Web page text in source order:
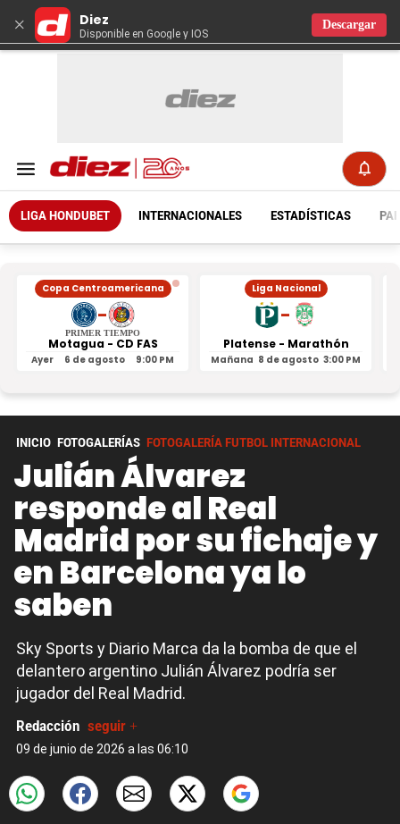
× Diez
Disponible en Google y IOS
Descargar
LIGA HONDUBET INTERNACIONALES ESTADÍSTICAS
Copa Centroamericana
-
PRIMER TIEMPO
Motagua - CD FAS
Ayer 6 de agosto 9:00 PM
Liga Nacional
-
Platense - Marathón
Mañana 8 de agosto 3:00 PM
INICIO FOTOGALERÍAS FOTOGALERÍA FUTBOL INTERNACIONAL
Julián Álvarez
responde al Real
Madrid por su fichaje y
en Barcelona ya lo
saben
Sky Sports y Diario Marca da la bomba de que el
delantero argentino Julián Álvarez podría ser
jugador del Real Madrid.
Redacción seguir +
09 de junio de 2026 a las 06:10